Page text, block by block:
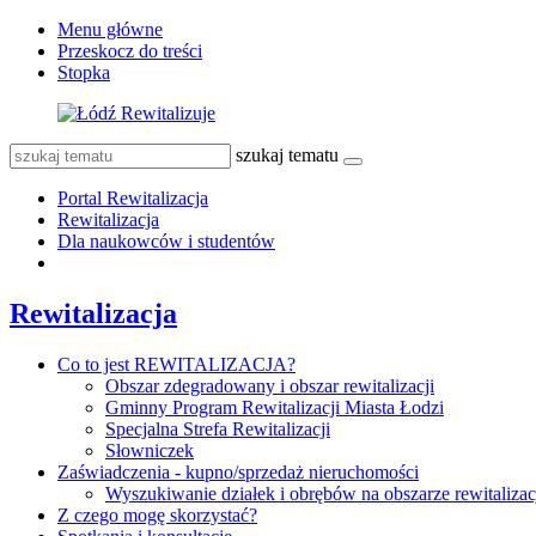
Menu główne
Przeskocz do treści
Stopka
szukaj tematu
Portal Rewitalizacja
Rewitalizacja
Dla naukowców i studentów
Rewitalizacja
Co to jest REWITALIZACJA?
Obszar zdegradowany i obszar rewitalizacji
Gminny Program Rewitalizacji Miasta Łodzi
Specjalna Strefa Rewitalizacji
Słowniczek
Zaświadczenia - kupno/sprzedaż nieruchomości
Wyszukiwanie działek i obrębów na obszarze
Z czego mogę skorzystać?